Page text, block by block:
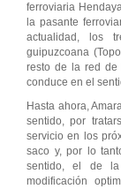
ferroviaria
la pasante
actualidad, los
guipuzcoana
resto de la red de
conduce en el
Hasta ahora,
sentido, por
servicio en los
saco y, por lo
sentido, el de
modificación